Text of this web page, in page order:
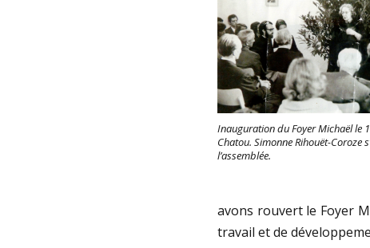
Inauguration du Foyer Michaël le
Chatou. Simonne Rihouët-Coroze
l’assemblée.
avons rouvert le Foyer
travail et de